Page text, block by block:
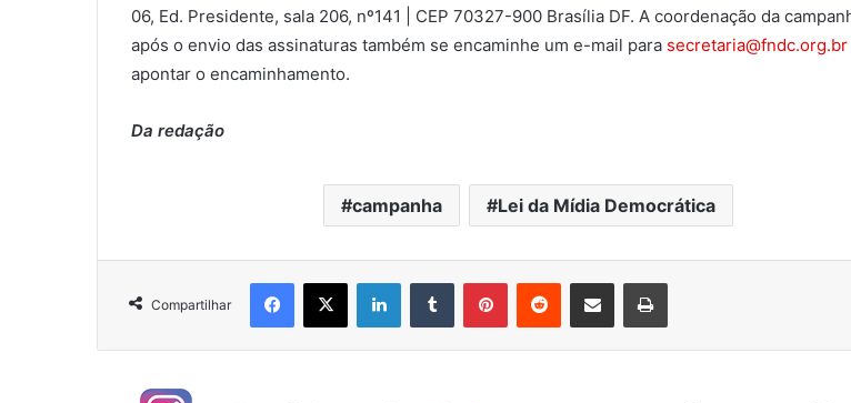
06, Ed. Presidente, sala 206, nº141 | CEP 70327-900 Brasília DF. A coordenação da
após o envio das assinaturas também se encaminhe um e-mail para secretaria@fndc.org.br
apontar o encaminhamento.
Da redação
campanha Lei da Mídia Democrática
Compartilhar